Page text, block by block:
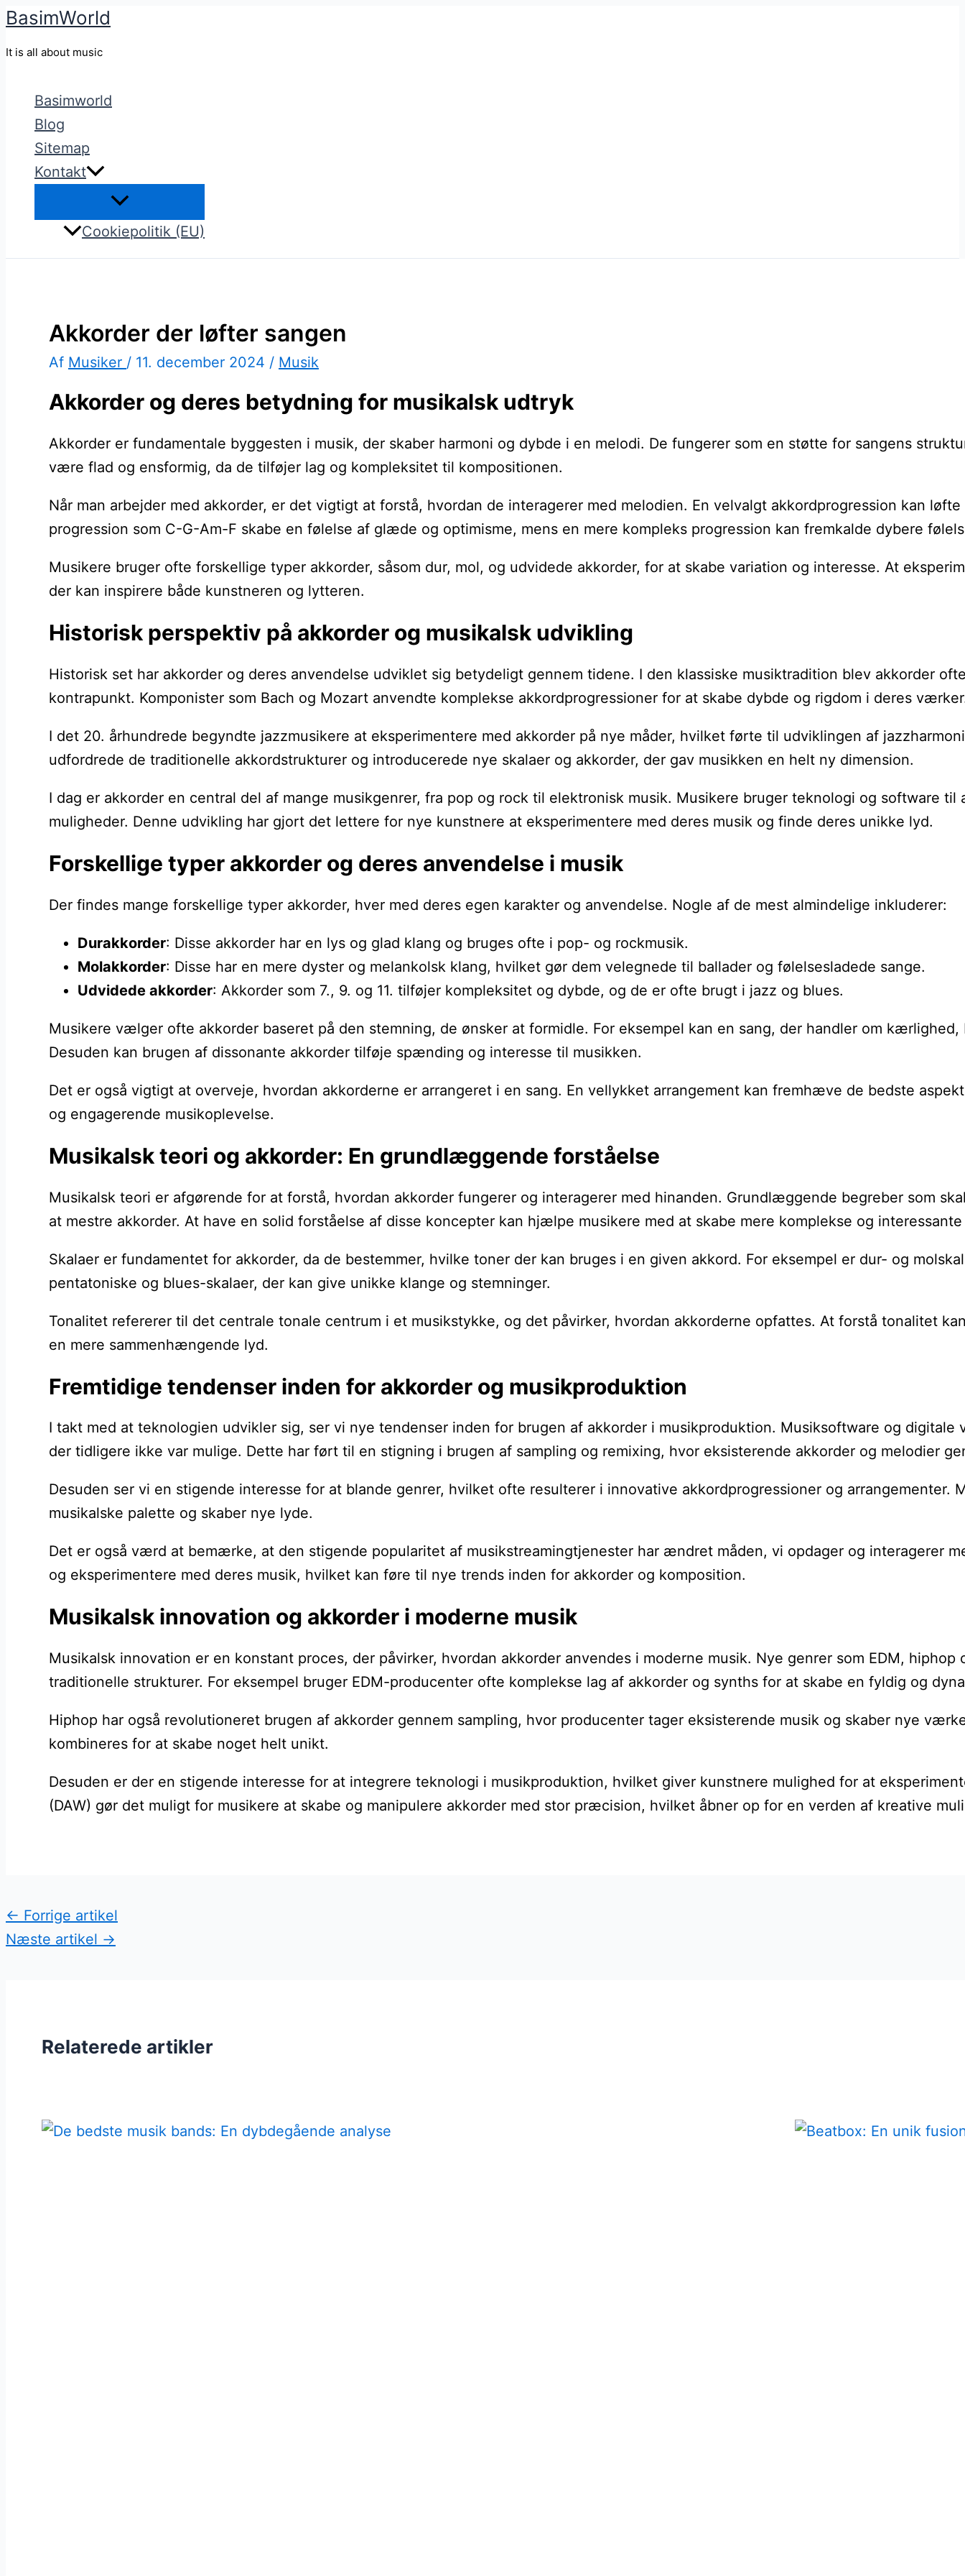
Gå
BasimWorld
It is all about music
Basimworld
Blog
Sitemap
Kontakt
Cookiepolitik (EU)
Akkorder der løfter sangen
Af Musiker / 11. december 2024 / Musik
Akkorder og deres betydning for musikalsk udtryk
Akkorder er fundamentale byggesten i musik, der skaber harmoni og dybde i en melodi. De fungerer som en støtte for sangens
være flad og ensformig, da de tilføjer lag og kompleksitet til kompositionen.
Når man arbejder med akkorder, er det vigtigt at forstå, hvordan de interagerer med melodien. En velvalgt akkordprogression kan
progression som C-G-Am-F skabe en følelse af glæde og optimisme, mens en mere kompleks progression kan fremkalde dybere
Musikere bruger ofte forskellige typer akkorder, såsom dur, mol, og udvidede akkorder, for at skabe variation og interesse. At
der kan inspirere både kunstneren og lytteren.
Historisk perspektiv på akkorder og musikalsk udvikling
Historisk set har akkorder og deres anvendelse udviklet sig betydeligt gennem tidene. I den klassiske musiktradition blev akkorder
kontrapunkt. Komponister som Bach og Mozart anvendte komplekse akkordprogressioner for at skabe dybde og rigdom i deres
I det 20. århundrede begyndte jazzmusikere at eksperimentere med akkorder på nye måder, hvilket førte til udviklingen af
udfordrede de traditionelle akkordstrukturer og introducerede nye skalaer og akkorder, der gav musikken en helt ny dimension.
I dag er akkorder en central del af mange musikgenrer, fra pop og rock til elektronisk musik. Musikere bruger teknologi og software
muligheder. Denne udvikling har gjort det lettere for nye kunstnere at eksperimentere med deres musik og finde deres unikke lyd.
Forskellige typer akkorder og deres anvendelse i musik
Der findes mange forskellige typer akkorder, hver med deres egen karakter og anvendelse. Nogle af de mest almindelige inkluderer:
Durakkorder: Disse akkorder har en lys og glad klang og bruges ofte i pop- og rockmusik.
Molakkorder: Disse har en mere dyster og melankolsk klang, hvilket gør dem velegnede til ballader og følelsesladede sange.
Udvidede akkorder: Akkorder som 7., 9. og 11. tilføjer kompleksitet og dybde, og de er ofte brugt i jazz og blues.
Musikere vælger ofte akkorder baseret på den stemning, de ønsker at formidle. For eksempel kan en sang, der handler om
Desuden kan brugen af dissonante akkorder tilføje spænding og interesse til musikken.
Det er også vigtigt at overveje, hvordan akkorderne er arrangeret i en sang. En vellykket arrangement kan fremhæve de bedste
og engagerende musikoplevelse.
Musikalsk teori og akkorder: En grundlæggende forståelse
Musikalsk teori er afgørende for at forstå, hvordan akkorder fungerer og interagerer med hinanden. Grundlæggende begreber som
at mestre akkorder. At have en solid forståelse af disse koncepter kan hjælpe musikere med at skabe mere komplekse og
Skalaer er fundamentet for akkorder, da de bestemmer, hvilke toner der kan bruges i en given akkord. For eksempel er dur- og
pentatoniske og blues-skalaer, der kan give unikke klange og stemninger.
Tonalitet refererer til det centrale tonale centrum i et musikstykke, og det påvirker, hvordan akkorderne opfattes. At forstå tonalitet
en mere sammenhængende lyd.
Fremtidige tendenser inden for akkorder og musikproduktion
I takt med at teknologien udvikler sig, ser vi nye tendenser inden for brugen af akkorder i musikproduktion. Musiksoftware og
der tidligere ikke var mulige. Dette har ført til en stigning i brugen af sampling og remixing, hvor eksisterende akkorder og melodier
Desuden ser vi en stigende interesse for at blande genrer, hvilket ofte resulterer i innovative akkordprogressioner og
musikalske palette og skaber nye lyde.
Det er også værd at bemærke, at den stigende popularitet af musikstreamingtjenester har ændret måden, vi opdager og interagerer
og eksperimentere med deres musik, hvilket kan føre til nye trends inden for akkorder og komposition.
Musikalsk innovation og akkorder i moderne musik
Musikalsk innovation er en konstant proces, der påvirker, hvordan akkorder anvendes i moderne musik. Nye genrer som EDM,
traditionelle strukturer. For eksempel bruger EDM-producenter ofte komplekse lag af akkorder og synths for at skabe en fyldig og
Hiphop har også revolutioneret brugen af akkorder gennem sampling, hvor producenter tager eksisterende musik og skaber nye
kombineres for at skabe noget helt unikt.
Desuden er der en stigende interesse for at integrere teknologi i musikproduktion, hvilket giver kunstnere mulighed for at
(DAW) gør det muligt for musikere at skabe og manipulere akkorder med stor præcision, hvilket åbner op for en verden af kreative
← Forrige artikel
Næste artikel →
Relaterede artikler